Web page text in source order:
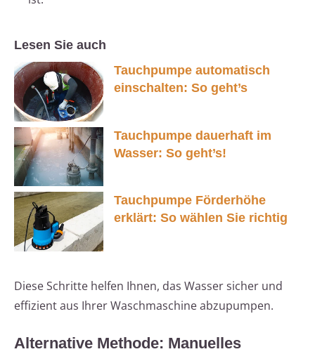
Lesen Sie auch
Tauchpumpe automatisch
einschalten: So geht’s
Tauchpumpe dauerhaft im
Wasser: So geht’s!
Tauchpumpe Förderhöhe
erklärt: So wählen Sie richtig
Diese Schritte helfen Ihnen, das Wasser sicher und
effizient aus Ihrer Waschmaschine abzupumpen.
Alternative Methode: Manuelles